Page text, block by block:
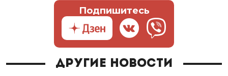
Подпишитесь
Другие новости